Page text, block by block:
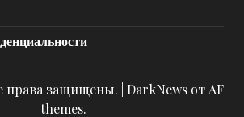
права защищены. DarkNews от AF
themes.